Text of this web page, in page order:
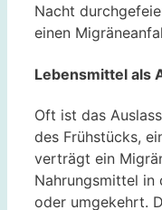
Nacht
einen
Lebensmittel als
Oft ist das
des Frühstücks,
verträgt ein
Nahrungsmittel in
oder umgekehrt.